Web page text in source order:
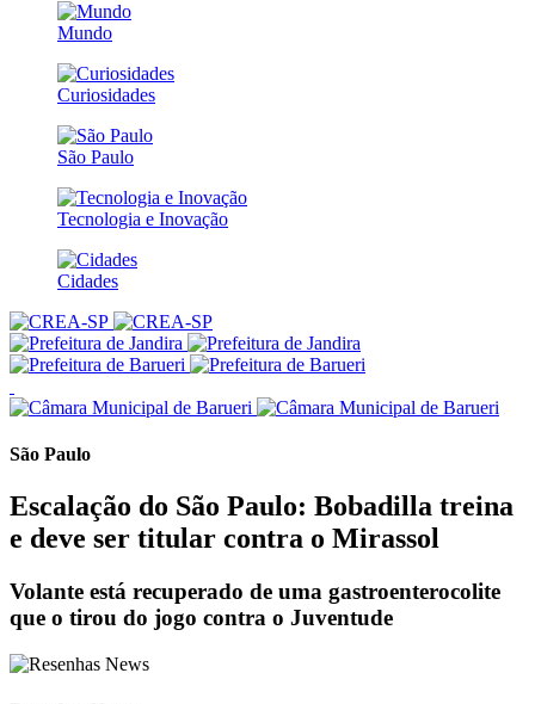
Mundo
Curiosidades
São Paulo
Tecnologia e Inovação
Cidades
São Paulo
Escalação do São Paulo: Bobadilla treina
e deve ser titular contra o Mirassol
Volante está recuperado de uma gastroenterocolite
que o tirou do jogo contra o Juventude